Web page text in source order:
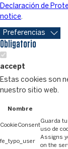
Declaración de
notice.
Preferencias
Obligatorio
accept
Estas cookies son
nuestro sitio web.
Nombre
CookieConsent
Guarda
uso de
fe_typo_user
Assigns
on the